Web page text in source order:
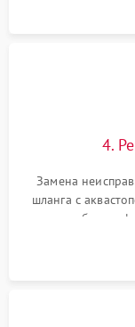
4.
Замена
шланга с
патрубках и
управления,